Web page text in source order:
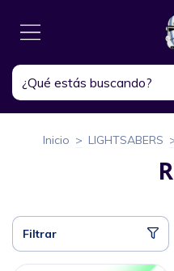
Inicio > LIGHTSABERS
Filtrar